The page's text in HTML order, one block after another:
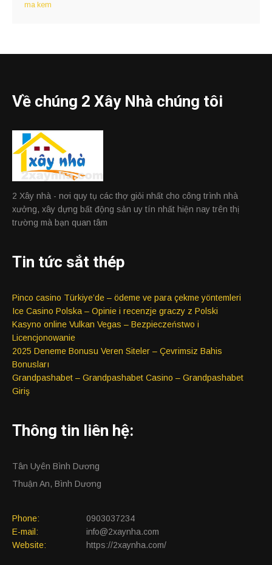
ma kem
Về chúng 2 Xây Nhà chúng tôi
2 Xây nhà - nơi quy tụ các thợ giỏi nhất cho công trình nhà
xưởng, xây dựng bất động sản uy tín nhất hiện nay trên thị
trường mà bạn quan tâm
Tin tức sắt thép
Pinco casino Türkiye’de – ödeme ve para çekme yöntemleri
Ice Casino Polska – Opinie i recenzje graczy z Polski
Kasyno online Vulkan Vegas – Bezpieczeństwo i
Licencjonowanie
2025 Deneme Bonusu Veren Siteler – Çevrimsiz Bahis
Bonusları
Grandpashabet – Grandpashabet Casino – Grandpashabet
Giriş
Thông tin liên hệ:
Tân Uyên Bình Dương
Thuận An, Bình Dương
Phone:
0903037234
E-mail:
info@2xaynha.com
Website:
https://2xaynha.com/